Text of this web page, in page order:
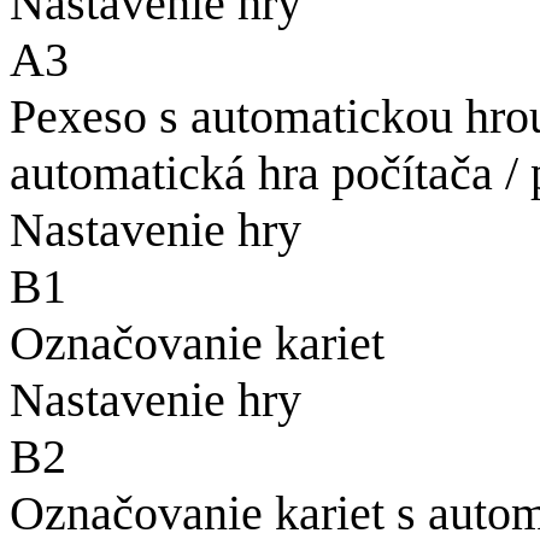
A3
Pexeso s automatickou
automatická hra počítača /
Nastavenie hry
B1
Označovanie kariet
Nastavenie hry
B2
Označovanie kariet s